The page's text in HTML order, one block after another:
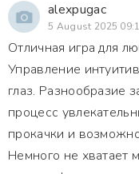
alexpugac
5 August 2025
Отличная игра для
Управление
глаз. Разнообразие
процесс
прокачки и
Немного не хватает